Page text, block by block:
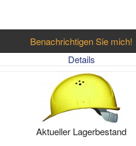
Benachrichtigen Sie mich!
Details
Aktueller Lagerbestand